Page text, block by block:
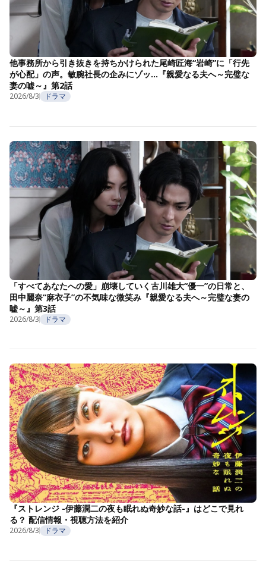
他事務所から引き抜きを持ちかけられた尾崎匠海“岩崎”に「行先
が心配」の声。敏腕社長の企みにゾッ…『親愛なる夫へ～完璧な
妻の嘘～』第2話
2026/8/3 ドラマ
「すべてあなたへの愛」崩壊していく古川雄大“優一”の日常と、
田中麗奈“麻衣子”の不気味な微笑み『親愛なる夫へ～完璧な妻の
嘘～』第3話
2026/8/3 ドラマ
『ストレンジ -伊藤潤二の夜も眠れぬ奇妙な話-』はどこで見れ
る？ 配信情報・視聴方法を紹介
2026/8/3 ドラマ